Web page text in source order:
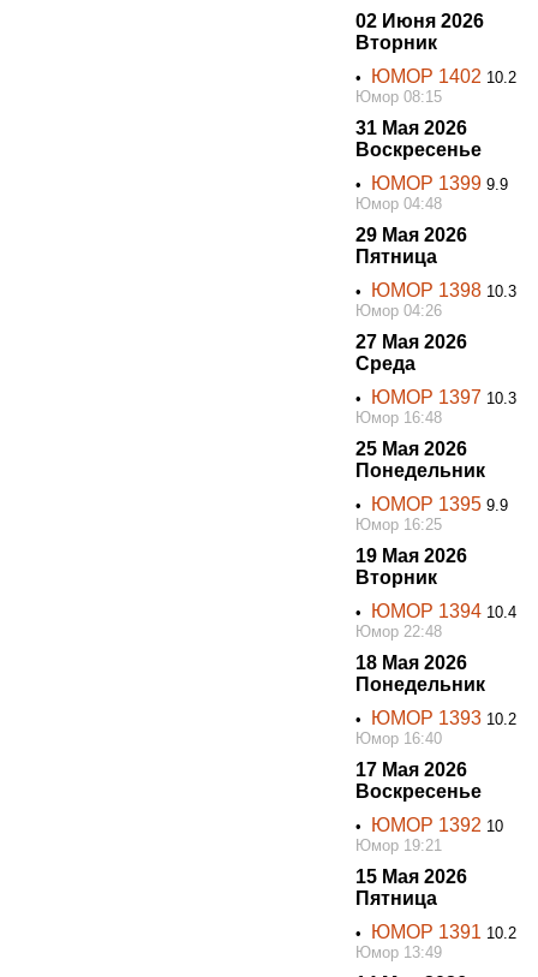
02 Июня 2026
Вторник
• ЮМОР 1402 10.2
Юмор 08:15
31 Мая 2026
Воскресенье
• ЮМОР 1399 9.9
Юмор 04:48
29 Мая 2026
Пятница
• ЮМОР 1398 10.3
Юмор 04:26
27 Мая 2026
Среда
• ЮМОР 1397 10.3
Юмор 16:48
25 Мая 2026
Понедельник
• ЮМОР 1395 9.9
Юмор 16:25
19 Мая 2026
Вторник
• ЮМОР 1394 10.4
Юмор 22:48
18 Мая 2026
Понедельник
• ЮМОР 1393 10.2
Юмор 16:40
17 Мая 2026
Воскресенье
• ЮМОР 1392 10
Юмор 19:21
15 Мая 2026
Пятница
• ЮМОР 1391 10.2
Юмор 13:49